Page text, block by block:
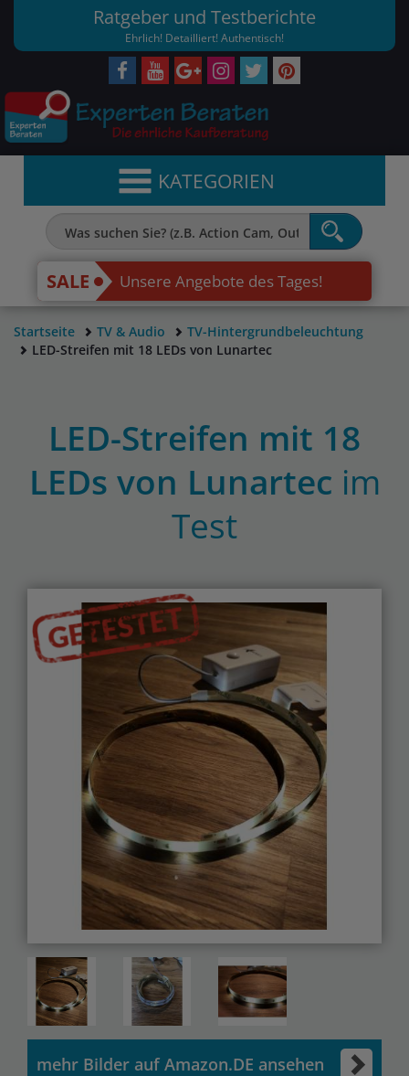
Ratgeber und Testberichte
Ehrlich! Detailliert! Authentisch!
KATEGORIEN
SALE Unsere Angebote des Tages!
Startseite TV & Audio
TV-Hintergrundbeleuchtung
LED-Streifen mit 18 LEDs von Lunartec
LED-Streifen mit 18
LEDs von Lunartec im
Test
mehr Bilder auf Amazon.DE ansehen